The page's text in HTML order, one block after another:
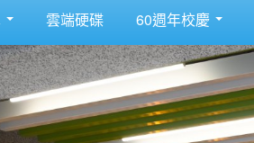
雲端硬碟 60週年校慶